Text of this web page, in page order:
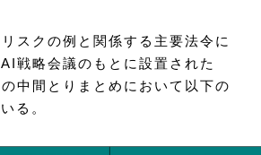
スクの例と関係する主要法令に
戦略会議のもとに設置された
の中間とりまとめにおいて以下の
る。